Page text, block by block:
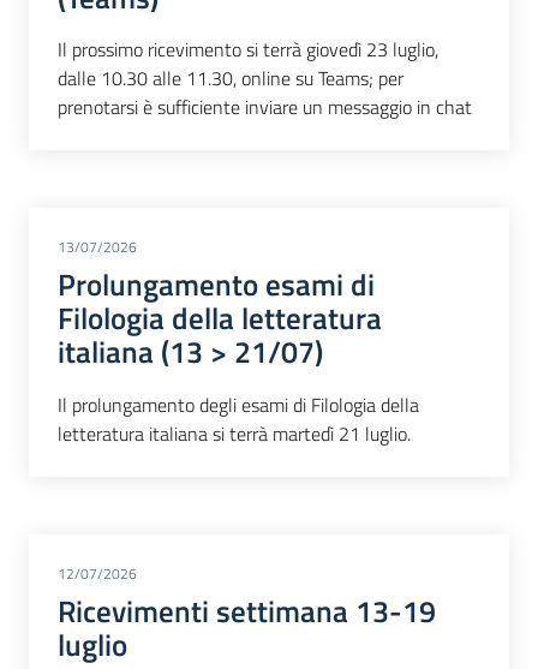
Il prossimo ricevimento si terrà giovedì 23 luglio,
dalle 10.30 alle 11.30, online su Teams; per
prenotarsi è sufficiente inviare un messaggio in chat
13/07/2026
Prolungamento esami di
Filologia della letteratura
italiana (13 > 21/07)
Il prolungamento degli esami di Filologia della
letteratura italiana si terrà martedì 21 luglio.
12/07/2026
Ricevimenti settimana 13-19
luglio